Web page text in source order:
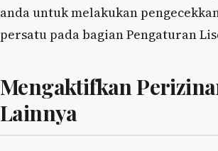
anda untuk melakukan
persatu pada bagian Pengaturan
Mengaktifkan
Lainnya